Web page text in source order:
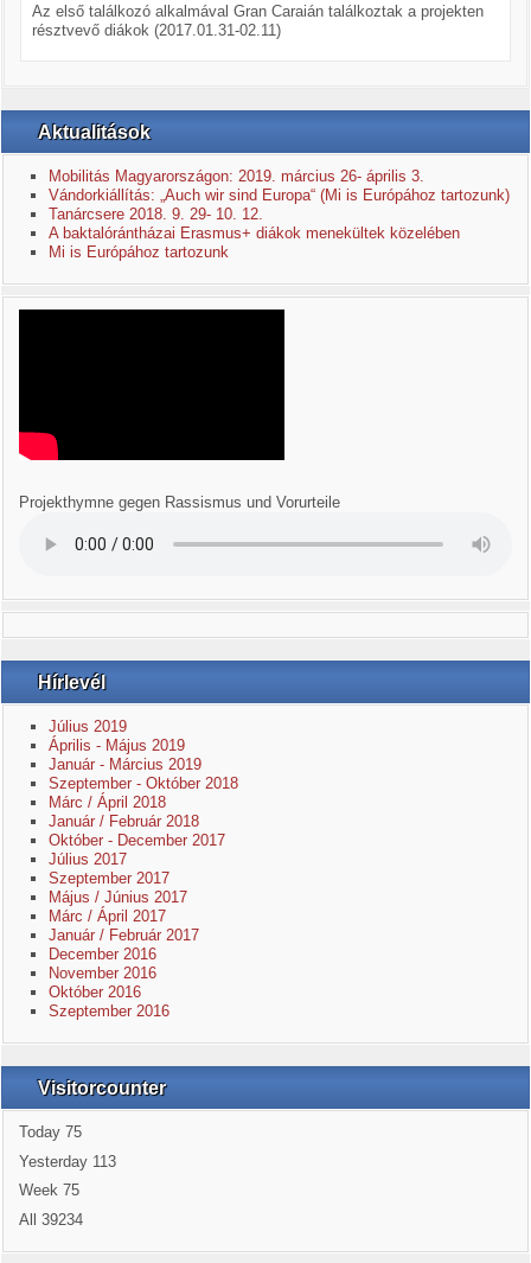
Az első találkozó alkalmával Gran Caraián találkoztak a projekten
résztvevő diákok (2017.01.31-02.11)
Aktualitások
Mobilitás Magyarországon: 2019. március 26- április 3.
Vándorkiállítás: „Auch wir sind Europa“ (Mi is Európához tartozunk)
Tanárcsere 2018. 9. 29- 10. 12.
A baktalórántházai Erasmus+ diákok menekültek közelében
Mi is Európához tartozunk
Projekthymne gegen Rassismus und Vorurteile
Hírlevél
Július 2019
Április - Május 2019
Január - Március 2019
Szeptember - Október 2018
Márc / Ápril 2018
Január / Február 2018
Október - December 2017
Július 2017
Szeptember 2017
Május / Június 2017
Márc / Ápril 2017
Január / Február 2017
December 2016
November 2016
Október 2016
Szeptember 2016
Visitorcounter
Today75
Yesterday 113
Week75
All39234